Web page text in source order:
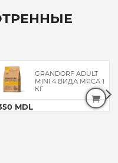
GRANDORF ADULT
MINI 4 ВИДА МЯСА 1
КГ
MDL